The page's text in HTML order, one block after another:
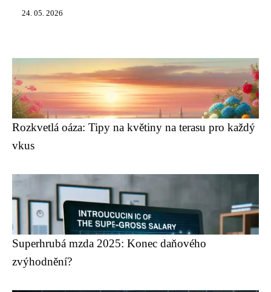
24. 05. 2026
Rozkvetlá oáza: Tipy na květiny na terasu pro každý
vkus
Superhrubá mzda 2025: Konec daňového
zvýhodnění?